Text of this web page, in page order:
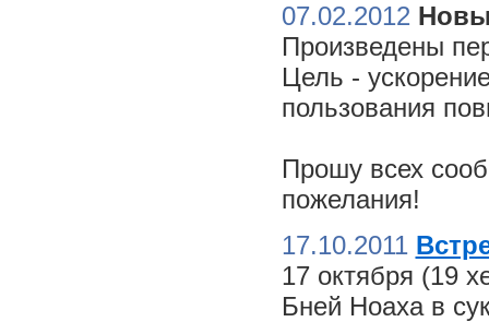
07.02.2012
Произведены
Цель -
пользования
Прошу всех
пожелания!
17.10.2011
17 октября (19
Бней Ноаха в